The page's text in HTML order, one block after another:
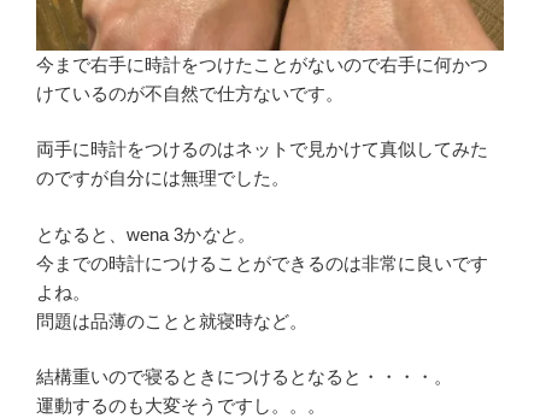
今まで右手に時計をつけたことがないので右手に何かつ
けているのが不自然で仕方ないです。
両手に時計をつけるのはネットで見かけて真似してみた
のですが自分には無理でした。
となると、wena 3かなと。
今までの時計につけることができるのは非常に良いです
よね。
問題は品薄のことと就寝時など。
結構重いので寝るときにつけるとなると・・・・。
運動するのも大変そうですし。。。